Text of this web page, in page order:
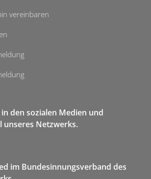
vereinbaren
in den sozialen Medien und
unseres Netzwerks.
im Bundesinnungsverband des